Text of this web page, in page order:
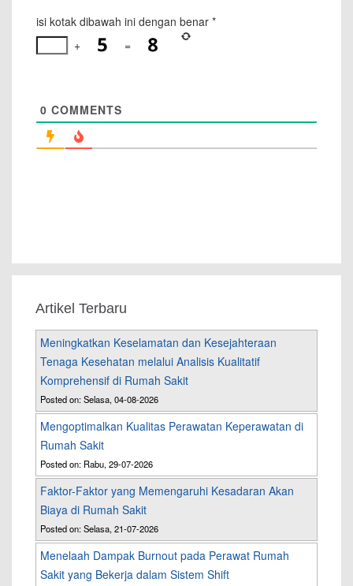
isi kotak dibawah ini dengan benar *
+
=
0 COMMENTS
Artikel Terbaru
Meningkatkan Keselamatan dan Kesejahteraan
Tenaga Kesehatan melalui Analisis Kualitatif
Komprehensif di Rumah Sakit
Posted on: Selasa, 04-08-2026
Mengoptimalkan Kualitas Perawatan Keperawatan di
Rumah Sakit
Posted on: Rabu, 29-07-2026
Faktor-Faktor yang Memengaruhi Kesadaran Akan
Biaya di Rumah Sakit
Posted on: Selasa, 21-07-2026
Menelaah Dampak Burnout pada Perawat Rumah
Sakit yang Bekerja dalam Sistem Shift